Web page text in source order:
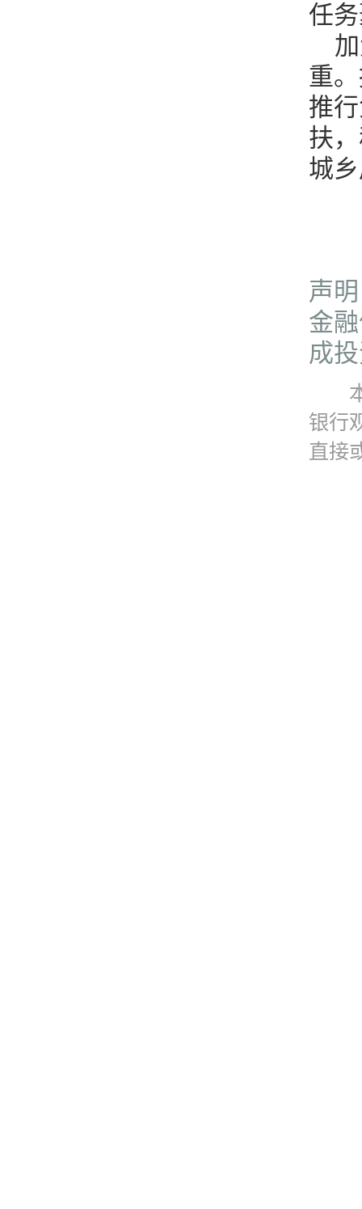
任
重
推
扶
城
声
金
成
本
银行
直接